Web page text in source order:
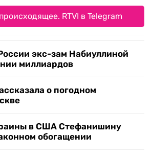
RTVI в Telegram
экс-зам Набиуллиной
миллиардов
о погодном
в США Стефанишину
обогащении